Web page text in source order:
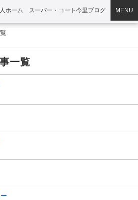
ホーム スーパー・コート今里ブログ
MENU
一覧